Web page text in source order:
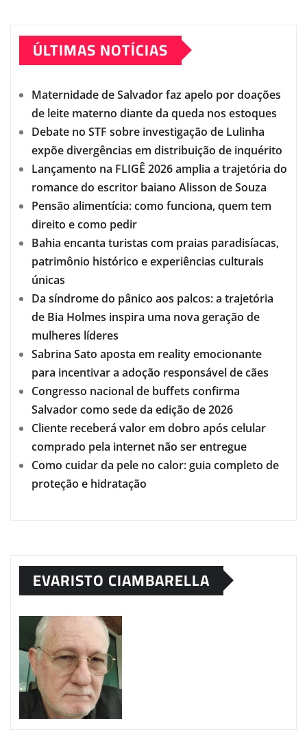
ÚLTIMAS NOTÍCIAS
Maternidade de Salvador faz apelo por doações
de leite materno diante da queda nos estoques
Debate no STF sobre investigação de Lulinha
expõe divergências em distribuição de inquérito
Lançamento na FLIGÊ 2026 amplia a trajetória do
romance do escritor baiano Alisson de Souza
Pensão alimentícia: como funciona, quem tem
direito e como pedir
Bahia encanta turistas com praias paradisíacas,
patrimônio histórico e experiências culturais
únicas
Da síndrome do pânico aos palcos: a trajetória
de Bia Holmes inspira uma nova geração de
mulheres líderes
Sabrina Sato aposta em reality emocionante
para incentivar a adoção responsável de cães
Congresso nacional de buffets confirma
Salvador como sede da edição de 2026
Cliente receberá valor em dobro após celular
comprado pela internet não ser entregue
Como cuidar da pele no calor: guia completo de
proteção e hidratação
EVARISTO CIAMBARELLA